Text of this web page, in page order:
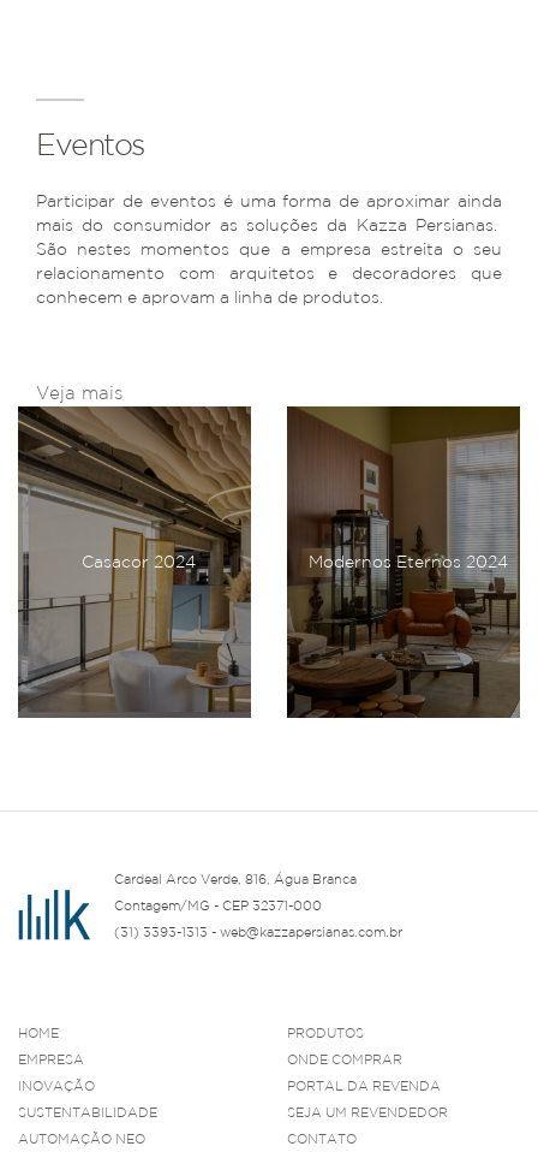
Eventos
Participar de eventos é uma forma de aproximar ainda
mais do consumidor as soluções da Kazza Persianas.
São nestes momentos que a empresa estreita o seu
relacionamento com arquitetos e decoradores que
conhecem e aprovam a linha de produtos.
Veja mais
Casacor 2024 Modernos Eternos 2024
Cardeal Arco Verde, 816, Água Branca
Contagem/MG - CEP 32371-000
(31) 3393-1313 - web@kazzapersianas.com.br
HOME
EMPRESA
INOVAÇÃO
SUSTENTABILIDADE
AUTOMAÇÃO NEO
PRODUTOS
ONDE COMPRAR
PORTAL DA REVENDA
SEJA UM REVENDEDOR
CONTATO